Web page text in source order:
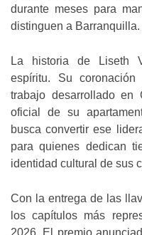
durante meses para
distinguen a Barranquilla.
La historia de Liseth
espíritu. Su
trabajo desarrollado en
oficial de su
busca convertir ese
para quienes dedican
identidad cultural de sus
Con la entrega de las
los capítulos más
2026. El premio